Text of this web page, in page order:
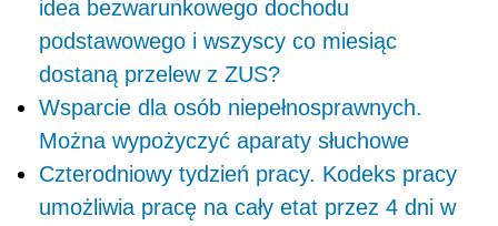
idea bezwarunkowego dochodu
podstawowego i wszyscy co miesiąc
dostaną przelew z ZUS?
Wsparcie dla osób niepełnosprawnych.
Można wypożyczyć aparaty słuchowe
Czterodniowy tydzień pracy. Kodeks pracy
umożliwia pracę na cały etat przez 4 dni w